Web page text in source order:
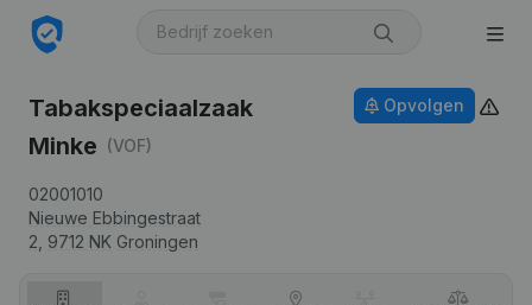
Tabakspeciaalzaak
Minke (VOF)
02001010
Nieuwe Ebbingestraat
2, 9712 NK Groningen
Opvolgen